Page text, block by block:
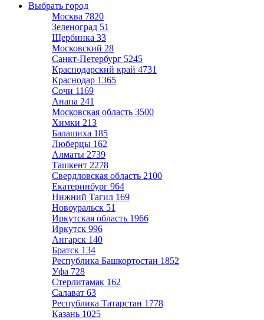
Выбрать город
Москва 7820
Зеленоград 51
Щербинка 33
Московский 28
Санкт-Петербург 5245
Краснодарский край 4731
Краснодар 1365
Сочи 1169
Анапа 241
Московская область 3500
Химки 213
Балашиха 185
Люберцы 162
Алматы 2739
Ташкент 2278
Свердловская область 2100
Екатеринбург 964
Нижний Тагил 169
Новоуральск 51
Иркутская область 1966
Иркутск 996
Ангарск 140
Братск 134
Республика Башкортостан 1852
Уфа 728
Стерлитамак 162
Салават 63
Республика Татарстан 1778
Казань 1025